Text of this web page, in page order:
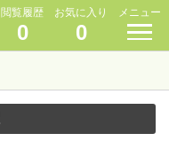
閲覧履歴
0
お気に入り
0
メニュー